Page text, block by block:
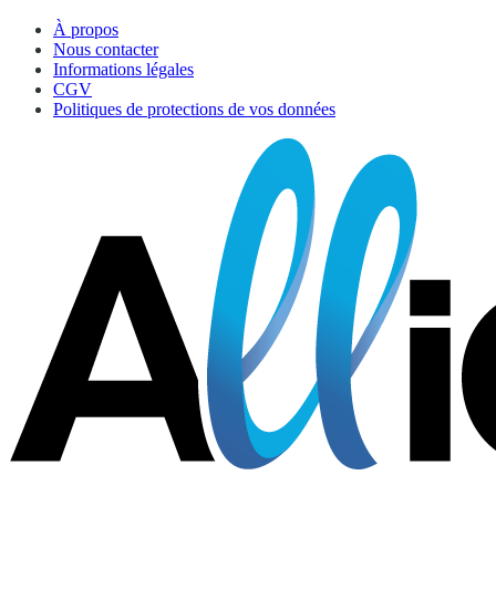
À propos
Nous contacter
Informations légales
CGV
Politiques de protections de vos données